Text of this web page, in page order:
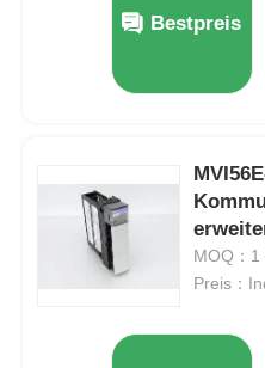
Bestpreis
Serie
MOQ：1
Preis：